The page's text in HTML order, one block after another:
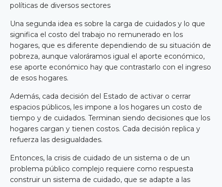
políticas de diversos sectores
Una segunda idea es sobre la carga de cuidados y lo que
significa el costo del trabajo no remunerado en los
hogares, que es diferente dependiendo de su situación de
pobreza, aunque valoráramos igual el aporte económico,
ese aporte económico hay que contrastarlo con el ingreso
de esos hogares.
Además, cada decisión del Estado de activar o cerrar
espacios públicos, les impone a los hogares un costo de
tiempo y de cuidados. Terminan siendo decisiones que los
hogares cargan y tienen costos. Cada decisión replica y
refuerza las desigualdades.
Entonces, la crisis de cuidado de un sistema o de un
problema público complejo requiere como respuesta
construir un sistema de cuidado, que se adapte a las